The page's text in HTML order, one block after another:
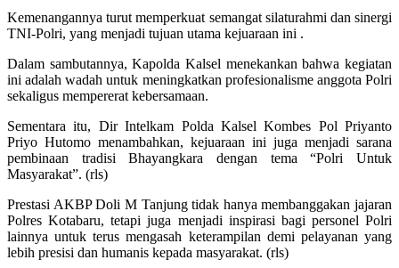
Kemenangannya turut memperkuat semangat silaturahmi dan sinergi
TNI-Polri, yang menjadi tujuan utama kejuaraan ini .
Dalam sambutannya, Kapolda Kalsel menekankan bahwa kegiatan
ini adalah wadah untuk meningkatkan profesionalisme anggota Polri
sekaligus mempererat kebersamaan.
Sementara itu, Dir Intelkam Polda Kalsel Kombes Pol Priyanto
Priyo Hutomo menambahkan, kejuaraan ini juga menjadi sarana
pembinaan tradisi Bhayangkara dengan tema “Polri Untuk
Masyarakat”. (rls)
Prestasi AKBP Doli M Tanjung tidak hanya membanggakan jajaran
Polres Kotabaru, tetapi juga menjadi inspirasi bagi personel Polri
lainnya untuk terus mengasah keterampilan demi pelayanan yang
lebih presisi dan humanis kepada masyarakat. (rls)